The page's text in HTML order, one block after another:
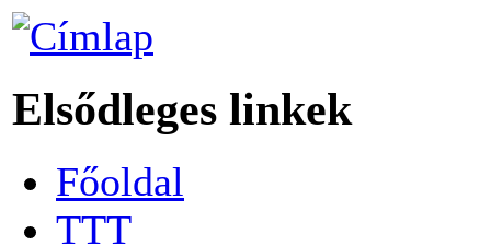
Elsődleges linkek
Főoldal
TTT